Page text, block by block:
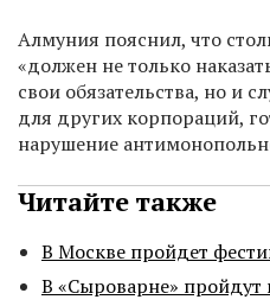
Алмуния пояснил, что
«должен не только
свои обязательства, но и
для других корпораций,
нарушение
Читайте также
В Москве пройдет
В «Сыроварне»